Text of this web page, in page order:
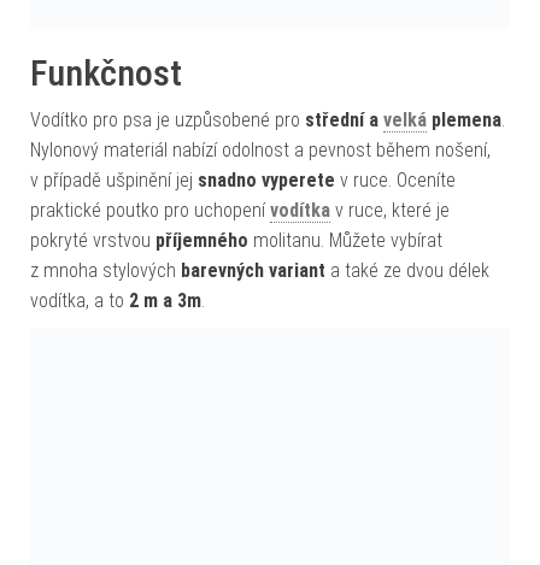
Funkčnost
Vodítko pro psa je uzpůsobené pro střední a velká plemena.
Nylonový materiál nabízí odolnost a pevnost během nošení,
v případě ušpinění jej snadno vyperete v ruce. Oceníte
praktické poutko pro uchopenívodítka v ruce, které je
pokryté vrstvou příjemného molitanu. Můžete vybírat
z mnoha stylových barevných variant a také ze dvou délek
vodítka, a to 2 m a 3m.